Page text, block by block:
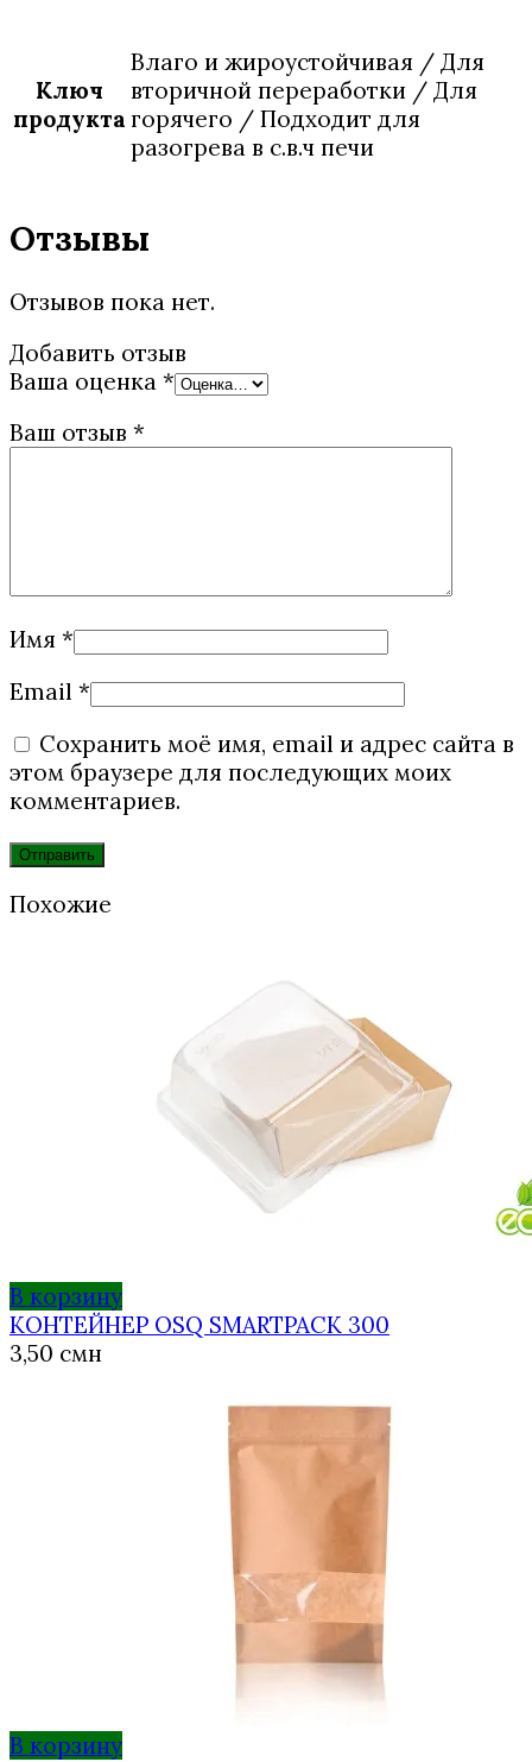
Ключ
продукта
Влаго и жироустойчивая / Для
вторичной переработки / Для
горячего / Подходит для
разогрева в с.в.ч печи
Отзывы
Отзывов пока нет.
Добавить отзыв
Ваша оценка *
Ваш отзыв *
Имя *
Email *
Сохранить моё имя, email и адрес сайта в
этом браузере для последующих моих
комментариев.
Похожие
В корзину
КОНТЕЙНЕР OSQ SMARTPACK 300
3,50 смн
В корзину